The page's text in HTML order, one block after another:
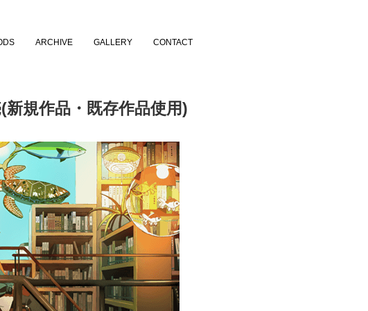
ARCHIVE GALLERY CONTACT
規作品・既存作品使用)